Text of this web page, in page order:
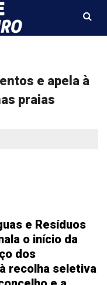
e apela à
praias
e Resíduos
o início da
dos
recolha seletiva